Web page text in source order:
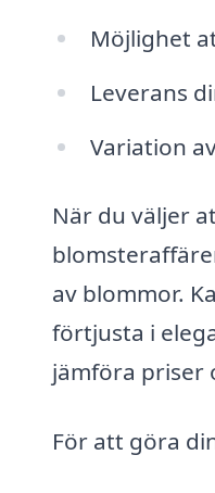
Möjlighet
Leverans
Variation
När du väljer
av blommor.
förtjusta i
jämföra priser
För att göra